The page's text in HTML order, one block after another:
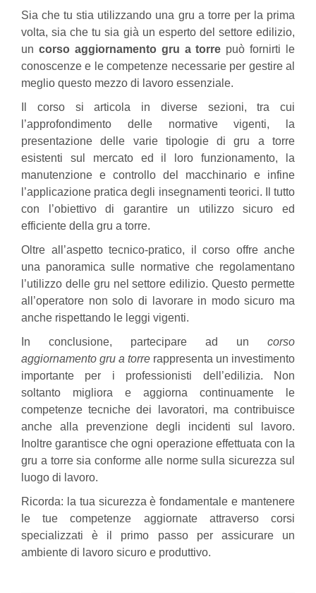
Sia che tu stia utilizzando una gru a torre per la prima
volta, sia che tu sia già un esperto del settore edilizio,
un corso aggiornamento gru a torre può fornirti le
conoscenze e le competenze necessarie per gestire al
meglio questo mezzo di lavoro essenziale.
Il corso si articola in diverse sezioni, tra cui
l’approfondimento delle normative vigenti, la
presentazione delle varie tipologie di gru a torre
esistenti sul mercato ed il loro funzionamento, la
manutenzione e controllo del macchinario e infine
l’applicazione pratica degli insegnamenti teorici. Il tutto
con l’obiettivo di garantire un utilizzo sicuro ed
efficiente della gru a torre.
Oltre all’aspetto tecnico-pratico, il corso offre anche
una panoramica sulle normative che regolamentano
l’utilizzo delle gru nel settore edilizio. Questo permette
all’operatore non solo di lavorare in modo sicuro ma
anche rispettando le leggi vigenti.
In conclusione, partecipare ad un corso
aggiornamento gru a torre rappresenta un investimento
importante per i professionisti dell’edilizia. Non
soltanto migliora e aggiorna continuamente le
competenze tecniche dei lavoratori, ma contribuisce
anche alla prevenzione degli incidenti sul lavoro.
Inoltre garantisce che ogni operazione effettuata con la
gru a torre sia conforme alle norme sulla sicurezza sul
luogo di lavoro.
Ricorda: la tua sicurezza è fondamentale e mantenere
le tue competenze aggiornate attraverso corsi
specializzati è il primo passo per assicurare un
ambiente di lavoro sicuro e produttivo.